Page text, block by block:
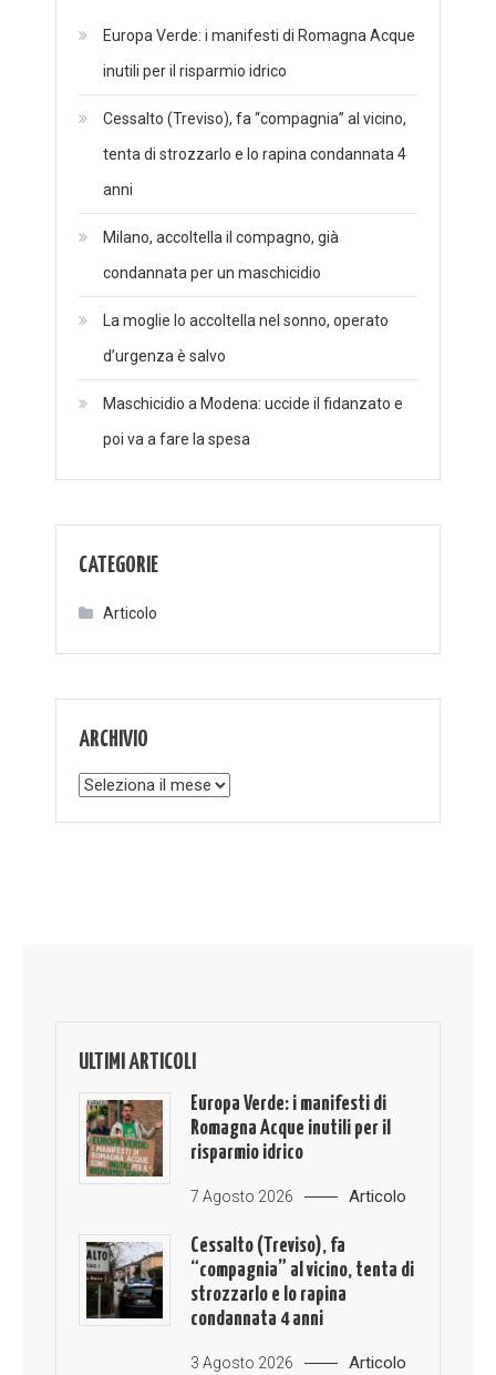
Europa Verde: i manifesti di Romagna Acque
inutili per il risparmio idrico
Cessalto (Treviso), fa “compagnia” al vicino,
tenta di strozzarlo e lo rapina condannata 4
anni
Milano, accoltella il compagno, già
condannata per un maschicidio
La moglie lo accoltella nel sonno, operato
d’urgenza è salvo
Maschicidio a Modena: uccide il fidanzato e
poi va a fare la spesa
CATEGORIE
Articolo
ARCHIVIO
Archivio
ULTIMI ARTICOLI
Europa Verde: i manifesti di
Romagna Acque inutili per il
risparmio idrico
7 Agosto 2026 Articolo
Cessalto (Treviso), fa
“compagnia” al vicino, tenta di
strozzarlo e lo rapina
condannata 4 anni
3 Agosto 2026 Articolo